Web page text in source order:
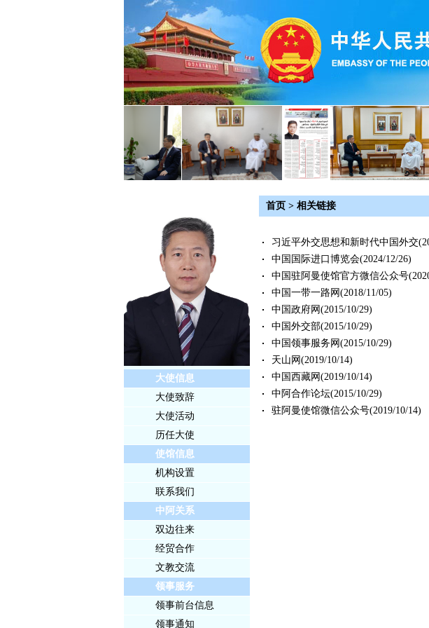
大使信息
大使致辞
大使活动
历任大使
使馆信息
机构设置
联系我们
中阿关系
双边往来
经贸合作
文教交流
领事服务
领事前台信息
领事通知
首页 > 相关链接
习近平外交思想和新时代中国外交
中国国际进口博览会(2024/12/26)
中国驻阿曼使馆官方微信公众号
中国一带一路网 (2018/11/05)
中国政府网 (2015/10/29)
中国外交部(2015/10/29)
中国领事服务网 (2015/10/29)
天山网 (2019/10/14)
中国西藏网 (2019/10/14)
中阿合作论坛(2015/10/29)
驻阿曼使馆微信公众号(2019/10/14)